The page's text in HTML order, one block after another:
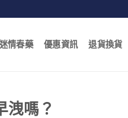
迷情春藥 優惠資訊 退貨換貨
洩嗎？